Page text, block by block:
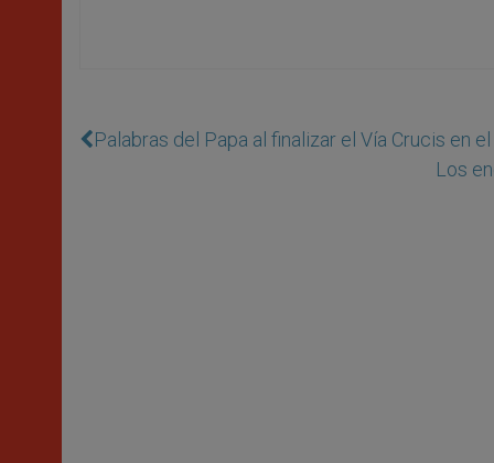
Palabras del Papa al finalizar el Vía Crucis en
Los